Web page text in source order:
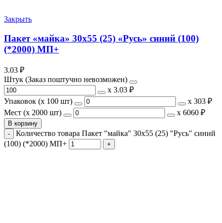
Закрыть
Пакет «майка» 30х55 (25) «Русь» синий (100)
(*2000) МП+
3.03 ₽
Штук (Заказ поштучно невозможен)
х 3.03 ₽
Упаковок (x 100 шт)
х 303 ₽
Мест (x 2000 шт)
х 6060 ₽
В корзину
Количество товара Пакет "майка" 30х55 (25) "Русь" синий
(100) (*2000) МП+